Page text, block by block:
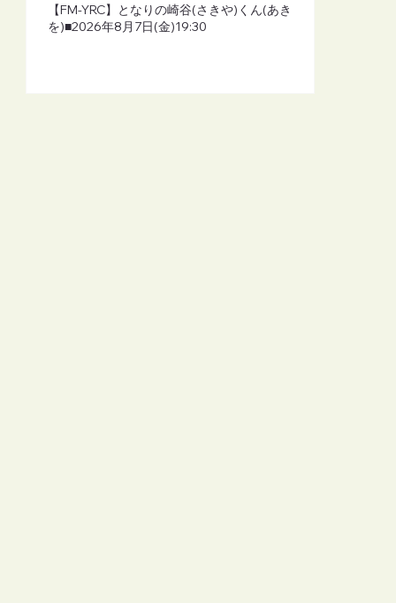
【FM-YRC】となりの崎谷(さきや)くん(あき
を)■2026年8月7日(金)19:30